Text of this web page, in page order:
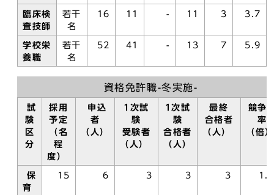
臨床検
査技師
若干
名
16 11 - 11 3 3.7
学校栄
養職
若干
名
52 41 - 13 7 5.9
資格免許職-冬実施-
試
験
区
分
採用
予定
（名
程
度）
申込
者
（人）
1次試
験
受験者
（人）
1次試
験
合格者
（人）
最終
合格者
（人）
競争
率
（倍
保
育
15 6 3 3 3